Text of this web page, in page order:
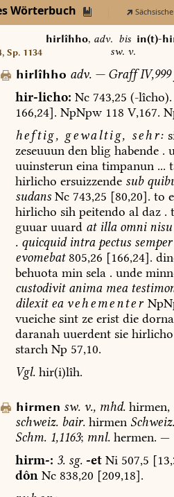
Wörterbuch
m.
Sp. 1134
hirlîhho, adv. bis in(t)-
sw. v.
hirlîhho adv. —GraffIV,999
hir-licho: Nc743,25 (-lîcho).
166,24]. NpNpw118 V,167.
heftig, gewaltig, sehr:
zeseuuun denblig habende.
uuinsteruneina timpanun...
hirlicho ersuizzende sub
sudansNc743,25 [80,20]. to
hirlicho sihpeitendo aldaz.
guuaruuard at illaomninisu
.quicquidintrapectus semper
evomebat805,26 [166,24].
behuotaminsela. unde
custodivit animamea
dilexitea vehementer
vueichesintzeeristdiedorna
daranahuuerdentsiehirlicho
starch Np57,10.
Vgl.hir(i)lîh.
hirmen sw. v., mhd. hirmen,
schweiz.bair. hirmen Schweiz.
Schm.1,1163; mnl.hermen. —
hirm-: 3.sg. -etNi507,5
dônNc 838,20 [209,18].